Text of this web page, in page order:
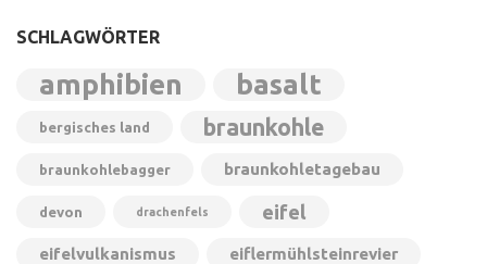
SCHLAGWÖRTER
amphibien basalt
bergisches land braunkohle
braunkohlebagger braunkohletagebau
devon drachenfels eifel
eifelvulkanismus eiflermühlsteinrevier